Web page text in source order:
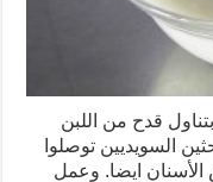
قدح من اللبن
السويديين توصلوا
ايضا. وعمل